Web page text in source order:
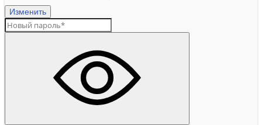
Изменить